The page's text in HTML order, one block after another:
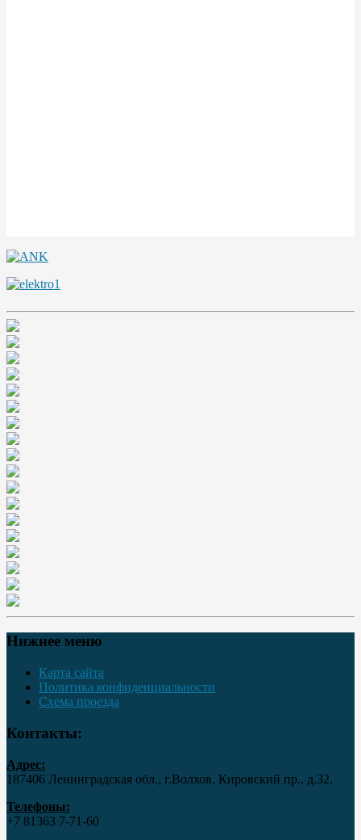
Нижнее меню
Карта сайта
Политика конфиденциальности
Схема проезда
Контакты:
Адрес:
187406 Ленинградская обл., г.Волхов, Кировский пр., д.32.
Телефоны:
+7 81363 7‑71-60